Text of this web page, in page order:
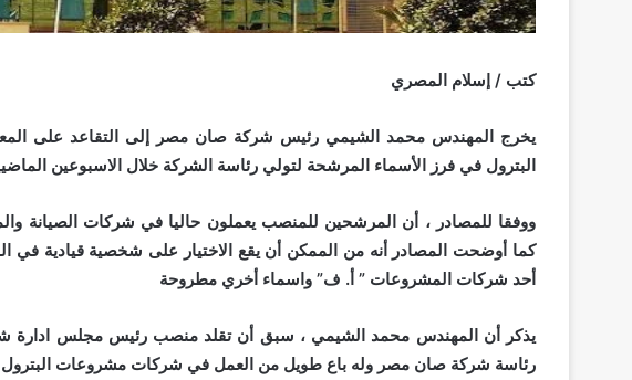
كتب / إسلام المصري
يخرج المهندس محمد الشيمي رئيس شركة صان مصر إلى التقاعد على
البترول في فرز الأسماء المرشحة لتولي رئاسة الشركة خلال الاسبوعين
ووفقا للمصادر ، أن المرشحين للمنصب يعملون حاليا في شركات
كما أوضحت المصادر أنه من الممكن أن يقع الاختيار على شخصية قيادية في
أحد شركات المشروعات ” أ. ف” واسماء أخري مطروحة
يذكر أن المهندس محمد الشيمي ، سبق أن تقلد منصب رئيس مجلس ادارة
رئاسة شركة صان مصر وله باع طويل من العمل في شركات مشروعات